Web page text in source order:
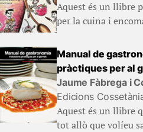
Aquest és un llibre
per la cuina i
Manual de
pràctiques per al
Jaume Fàbrega i
Edicions
Aquest és un llibre
tot allò que volíeu